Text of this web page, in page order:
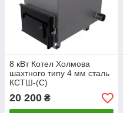
8 кВт Котел Холмова
шахтного типу 4 мм сталь
КСТШ-(С)
20 200 ₴